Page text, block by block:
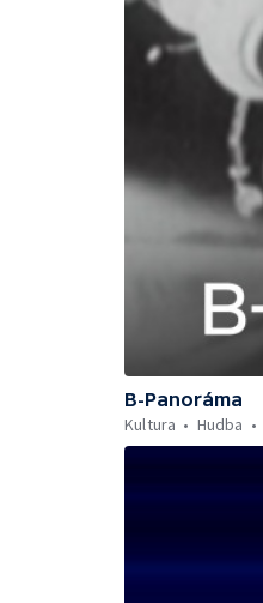
B-Panoráma
Kultura
Hudba